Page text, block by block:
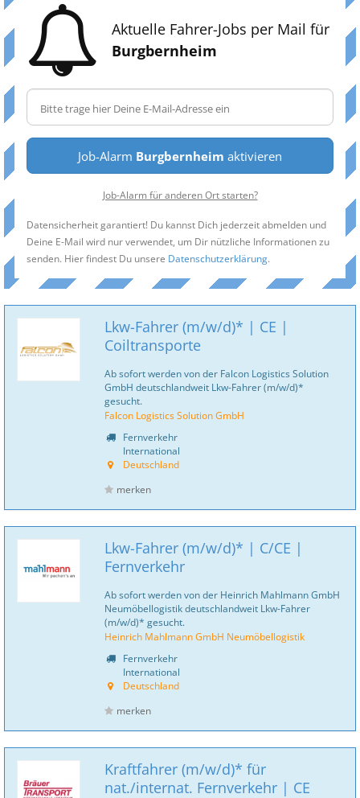
Aktuelle Fahrer-Jobs per Mail für
Burgbernheim
Job-Alarm Burgbernheim aktivieren
Job-Alarm für anderen Ort starten?
Datensicherheit garantiert! Du kannst Dich jederzeit abmelden und
Deine E-Mail wird nur verwendet, um Dir nützliche Informationen zu
senden. Hier findest Du unsere Datenschutzerklärung.
Lkw-Fahrer (m/w/d)* | CE |
Coiltransporte
Ab sofort werden von der Falcon Logistics Solution
GmbH deutschlandweit Lkw-Fahrer (m/w/d)*
gesucht.
Falcon Logistics Solution GmbH
Fernverkehr
International
Deutschland
merken
Lkw-Fahrer (m/w/d)* | C/CE |
Fernverkehr
Ab sofort werden von der Heinrich Mahlmann GmbH
Neumöbellogistik deutschlandweit Lkw-Fahrer
(m/w/d)* gesucht.
Heinrich Mahlmann GmbH Neumöbellogistik
Fernverkehr
International
Deutschland
merken
Kraftfahrer (m/w/d)* für
nat./internat. Fernverkehr | CE